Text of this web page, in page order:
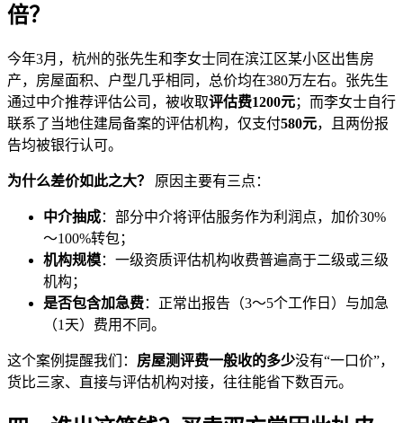
倍？
今年3月，杭州的张先生和李女士同在滨江区某小区出售房
产，房屋面积、户型几乎相同，总价均在380万左右。张先生
通过中介推荐评估公司，被收取评估费1200元；而李女士自行
联系了当地住建局备案的评估机构，仅支付580元，且两份报
告均被银行认可。
为什么差价如此之大？ 原因主要有三点：
中介抽成：部分中介将评估服务作为利润点，加价30%
～100%转包；
机构规模：一级资质评估机构收费普遍高于二级或三级
机构；
是否包含加急费：正常出报告（3～5个工作日）与加急
（1天）费用不同。
这个案例提醒我们： 房屋测评费一般收的多少没有“一口价”，
货比三家、直接与评估机构对接，往往能省下数百元。